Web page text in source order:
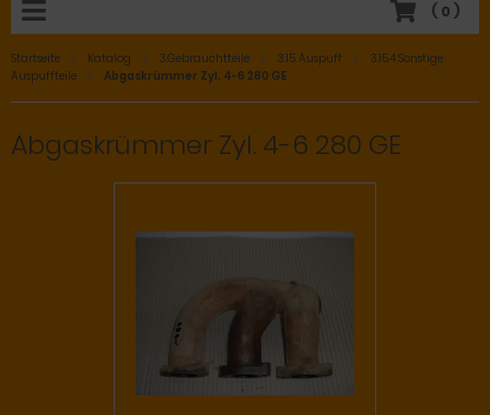
( 0 )
Startseite Katalog 3.Gebrauchtteile 3.15. Auspuff
3.15.4 Sonstige
Auspuffteile
Abgaskrümmer Zyl. 4-6 280 GE
Abgaskrümmer Zyl. 4-6 280 GE